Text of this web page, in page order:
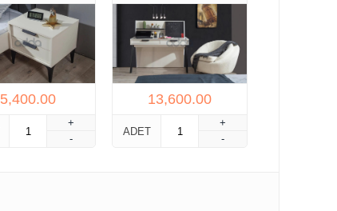
5,400.00
+
-
13,600.00
ADET
+
-